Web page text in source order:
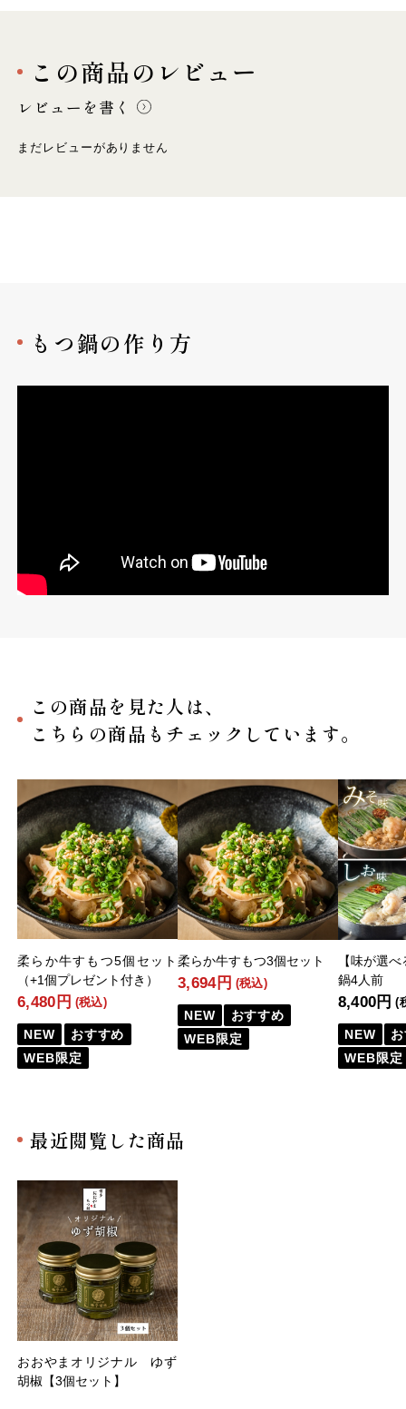
この商品のレビュー
レビューを書く
まだレビューがありません
もつ鍋の作り方
この商品を見た人は、
こちらの商品もチェックしています。
柔らか牛すもつ5個セット
（+1個プレゼント付き）
6,480円 (税込)
NEW
おすすめ
WEB限定
柔らか牛すもつ3個セット
3,694円 (税込)
NEW
おすすめ
WEB限定
【味が選
鍋4人前
8,400円 (
NEW
WEB限定
最近閲覧した商品
おおやまオリジナル ゆず
胡椒【3個セット】